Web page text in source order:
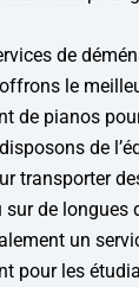
de
le
de pianos
de
transporter
sur de longues
un
pour les